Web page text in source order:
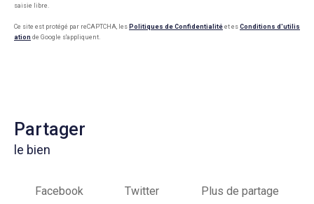
saisie libre.
Ce site est protégé par reCAPTCHA, les Politiques de Confidentialité et es Conditions d'utilis
ation de Google s'appliquent.
partager
le bien
Facebook Twitter Plus de partage